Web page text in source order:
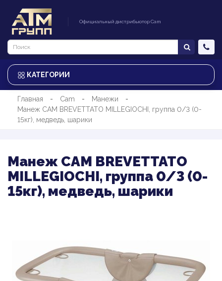
Официальный дистрибьютор Cam
КАТЕГОРИИ
Главная Cam
Манежи
Манеж CAM BREVETTATO MILLEGIOCHI, группа 0/3 (0-
15кг), медведь, шарики
Манеж CAM BREVETTATO
MILLEGIOCHI, группа 0/3 (0-
15кг), медведь, шарики